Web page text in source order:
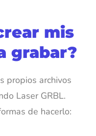
mis
grabar?
propios archivos
Laser GRBL.
de hacerlo: